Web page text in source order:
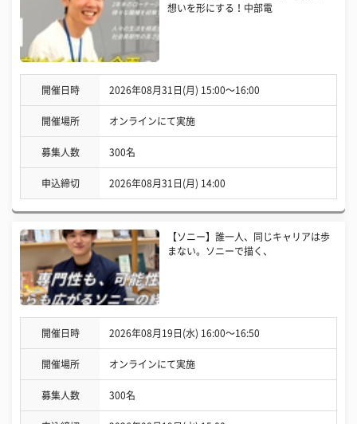
想いを形にする！中部電
開催日時 2026年08月31日(月) 15:00〜16:00
開催場所 オンラインにて実施
募集人数 300名
申込締切 2026年08月31日(月) 14:00
【ソニー】誰一人、同じキャリアは歩
まない。ソニーで描く、
開催日時 2026年08月19日(水) 16:00〜16:50
開催場所 オンラインにて実施
募集人数 300名